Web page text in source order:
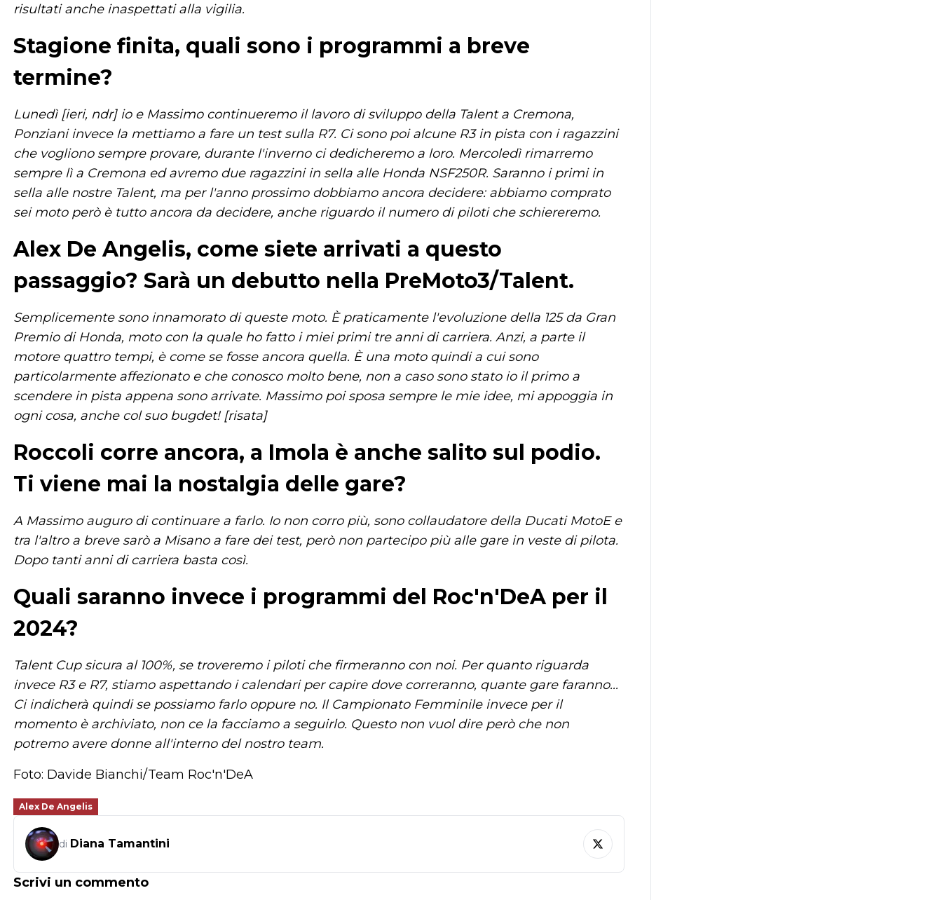
risultati anche inaspettati alla vigilia.
Stagione finita, quali sono i programmi a breve
termine?
Lunedì [ieri, ndr] io e Massimo continueremo il lavoro di sviluppo della Talent a Cremona,
Ponziani invece la mettiamo a fare un test sulla R7. Ci sono poi alcune R3 in pista con i ragazzini
che vogliono sempre provare, durante l'inverno ci dedicheremo a loro. Mercoledì rimarremo
sempre lì a Cremona ed avremo due ragazzini in sella alle Honda NSF250R. Saranno i primi in
sella alle nostre Talent, ma per l'anno prossimo dobbiamo ancora decidere: abbiamo comprato
sei moto però è tutto ancora da decidere, anche riguardo il numero di piloti che schiereremo.
Alex De Angelis, come siete arrivati a questo
passaggio? Sarà un debutto nella PreMoto3/Talent.
Semplicemente sono innamorato di queste moto. È praticamente l'evoluzione della 125 da Gran
Premio di Honda, moto con la quale ho fatto i miei primi tre anni di carriera. Anzi, a parte il
motore quattro tempi, è come se fosse ancora quella. È una moto quindi a cui sono
particolarmente affezionato e che conosco molto bene, non a caso sono stato io il primo a
scendere in pista appena sono arrivate. Massimo poi sposa sempre le mie idee, mi appoggia in
ogni cosa, anche col suo bugdet! [risata]
Roccoli corre ancora, a Imola è anche salito sul podio.
Ti viene mai la nostalgia delle gare?
A Massimo auguro di continuare a farlo. Io non corro più, sono collaudatore della Ducati MotoE e
tra l'altro a breve sarò a Misano a fare dei test, però non partecipo più alle gare in veste di pilota.
Dopo tanti anni di carriera basta così.
Quali saranno invece i programmi del Roc'n'DeA per il
2024?
Talent Cup sicura al 100%, se troveremo i piloti che firmeranno con noi. Per quanto riguarda
invece R3 e R7, stiamo aspettando i calendari per capire dove correranno, quante gare faranno...
Ci indicherà quindi se possiamo farlo oppure no. Il Campionato Femminile invece per il
momento è archiviato, non ce la facciamo a seguirlo. Questo non vuol dire però che non
potremo avere donne all'interno del nostro team.
Foto: Davide Bianchi/Team Roc'n'DeA
Alex De Angelis
di Diana Tamantini
Scrivi un commento